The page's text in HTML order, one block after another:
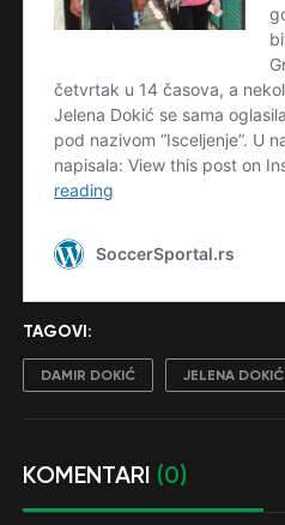
TAGOVI:
DAMIR DOKIĆ JELENA DOKIĆ
KOMENTARI (0)